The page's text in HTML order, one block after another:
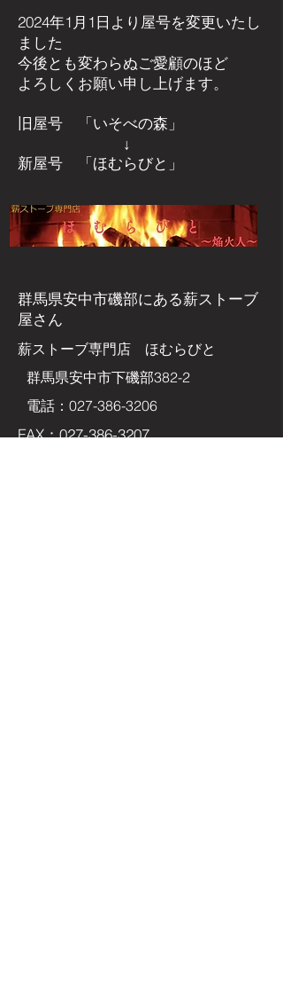
2024年1月1日より屋号を変更いたし
ました
今後とも変わらぬご愛顧のほど
よろしくお願い申し上げます。
旧屋号 「いそべの森」
↓
新屋号 「ほむらびと」
群馬県安中市磯部にある薪ストーブ
屋さん
​薪ストーブ専門店 ほむらびと
群馬県安中市下磯部382-2
電話：027-386-3206
FAX：027-386-3207